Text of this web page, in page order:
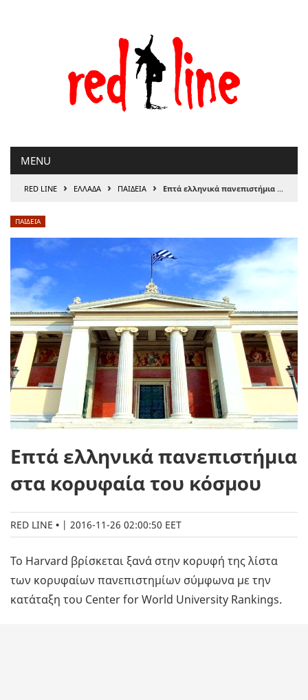
MENU
RED LINE › ΕΛΛΑΔΑ › ΠΑΙΔΕΙΑ › Επτά ελληνικά πανεπιστήμια στα κορυφαία του κόσμου
ΠΑΙΔΕΙΑ
Επτά ελληνικά πανεπιστήμια
στα κορυφαία του κόσμου
RED LINE | 2016-11-26 02:00:50 EET
Το Harvard βρίσκεται ξανά στην κορυφή της λίστα
των κορυφαίων πανεπιστημίων σύμφωνα με την
κατάταξη του Center for World University Rankings.